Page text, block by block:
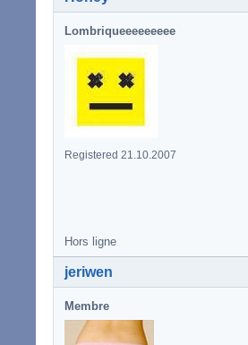
Lombriqueeeeeeeee
Registered 21.10.2007
Hors ligne
jeriwen
Membre